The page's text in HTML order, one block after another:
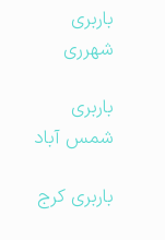
باربری
شهرری
باربری
شمس آباد
باربری کرج